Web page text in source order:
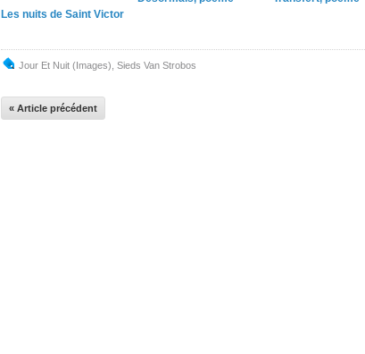
Les nuits de Saint Victor
Jour Et Nuit (images) Sieds Van Strobos
« Article précédent